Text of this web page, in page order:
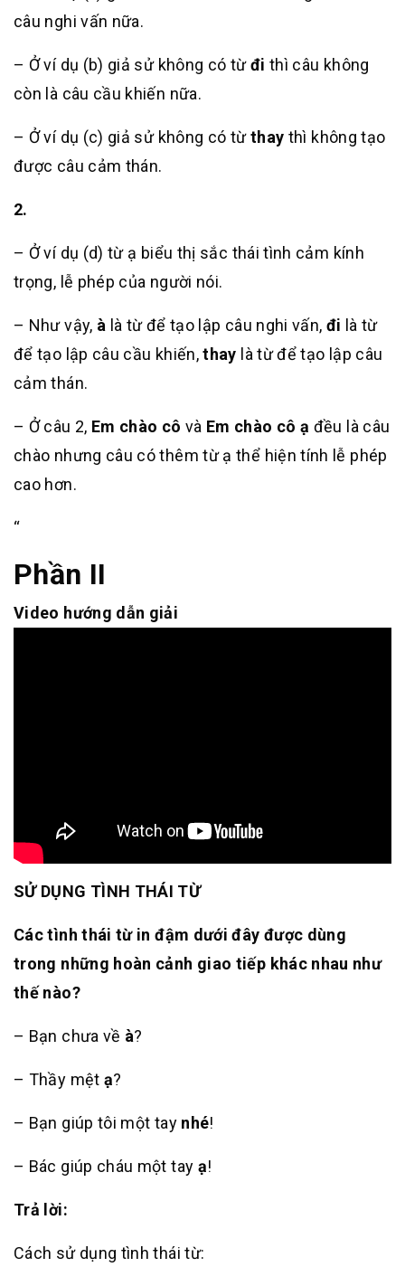
câu nghi vấn nữa.
– Ở ví dụ (b) giả sử không có từđi thì câu không
còn là câu cầu khiến nữa.
– Ở ví dụ (c) giả sử không có từthay thì không tạo
được câu cảm thán.
2.
– Ở ví dụ (d) từ ạ biểu thị sắc thái tình cảm kính
trọng, lễ phép của người nói.
– Như vậy, à là từ để tạo lập câu nghi vấn, đi là từ
để tạo lập câu cầu khiến,thay là từ để tạo lập câu
cảm thán.
– Ở câu 2, Em chào cô và Em chào cô ạ đều là câu
chào nhưng câu có thêm từ ạ thể hiện tính lễ phép
cao hơn.
“
Phần II
Video hướng dẫn giải
SỬ DỤNG TÌNH THÁI TỪ
Các tình thái từ in đậm dưới đây được dùng
trong những hoàn cảnh giao tiếp khác nhau như
thế nào?
– Bạn chưa về à?
– Thầy mệt ạ?
– Bạn giúp tôi một tay nhé!
– Bác giúp cháu một tay ạ!
Trả lời:
Cách sử dụng tình thái từ: